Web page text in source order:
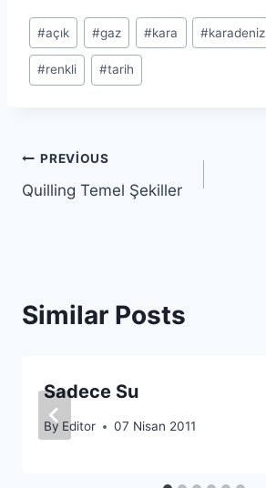
Post
Tags:
#açık #gaz #kara #karadeniz
#renkli #tarih
Yazı
gezinmesi
PREVIOUS
Quilling Temel Şekiller
Similar Posts
Sadece Su
By Editor 07 Nisan 2011